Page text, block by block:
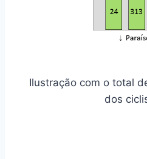
Ilustração com o total
dos